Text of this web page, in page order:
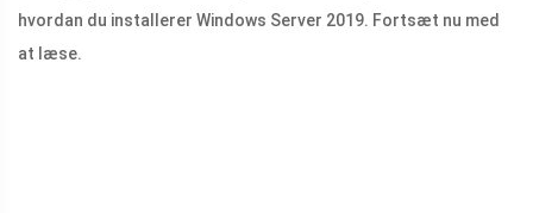
hvordan du installerer Windows Server 2019. Fortsæt nu med
at læse.